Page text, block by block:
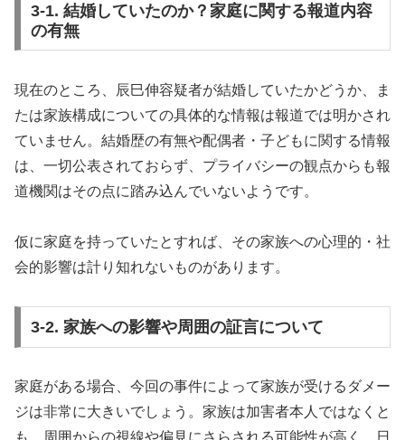
3-1. 結婚していたのか？家庭に関する報道内容
の有無
現在のところ、辰巳伸容疑者が結婚していたかどうか、ま
たは家族構成についての具体的な情報は報道では明かされ
ていません。結婚歴の有無や配偶者・子どもに関する情報
は、一切公表されておらず、プライバシーの観点からも報
道機関はその点に踏み込んでいないようです。
仮に家庭を持っていたとすれば、その家族への心理的・社
会的影響は計り知れないものがあります。
3-2. 家族への影響や周囲の証言について
家庭がある場合、今回の事件によって家族が受けるダメー
ジは非常に大きいでしょう。家族は加害者本人ではなくと
も、周囲からの視線や偏見にさらされる可能性が高く、日